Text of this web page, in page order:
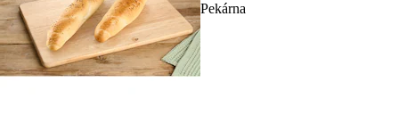
Pekárna